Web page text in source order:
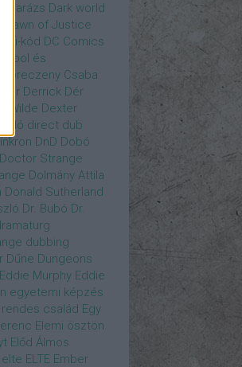
Darázs Dark world
Dawn of Justice
kód DC Comics
és
Debreczeny Csaba
Derrick Dér
Wilde Dexter
direct dub
DnD Dobó
Doctor Strange
Dolmány Attila
Donald Sutherland
Dr. Bubó Dr.
dubbing
Dűne Dungeons
Eddie Murphy Eddie
egyetemi képzés
rendes család Egy
Elemi ösztön
Előd Álmos
elte ELTE Ember